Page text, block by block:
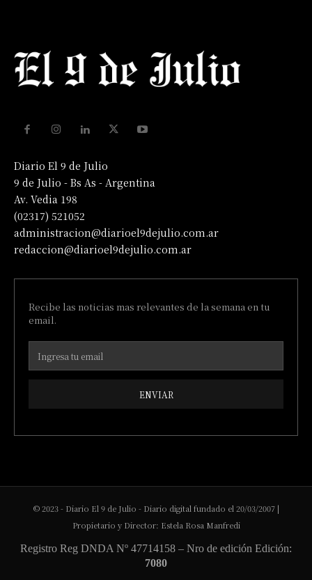
Diario El 9 de Julio
9 de Julio - Bs As - Argentina
Av. Vedia 198
(02317) 521052
administracion@diarioel9dejulio.com.ar
redaccion@diarioel9dejulio.com.ar
Recibe las noticias mas relevantes de la semana en tu
email.
ENVIAR
© 2023 - Diario El 9 de Julio - Diario digital fundado el 20/03/2007 |
Propietario y Director: Estela Rosa Manfredi
Registro Reg DNDA Nº 47714158 – Nro de edición Edición:
7080